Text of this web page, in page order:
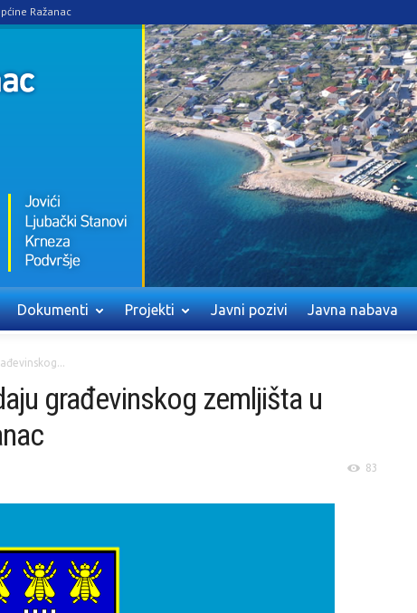
Ražanac
Dokumenti Projekti Javni pozivi Javna nabava
građevinskog zemljišta u
83